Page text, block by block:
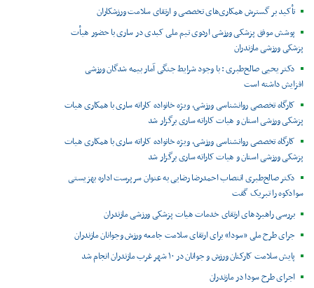
تأکید بر گسترش همکاری‌های تخصصی و ارتقای سلامت ورزشکاران
پوشش موفق پزشکی ورزشی اردوی تیم ملی کبدی در ساری با حضور هیأت
پزشکی ورزشی مازندران
دکتر یحیی صالح‌طبری : با وجود شرایط جنگی آمار بیمه شدگان ورزشی
افزایش داشته است
کارگاه تخصصی روانشناسی ورزشی، ویژه خانواده کاراته ساری با همکاری هیات
پزشکی ورزشی استان و هیات کاراته ساری برگزار شد
کارگاه تخصصی روانشناسی ورزشی، ویژه خانواده کاراته ساری با همکاری هیات
پزشکی ورزشی استان و هیات کاراته ساری برگزار شد
دکتر صالح‌طبری انتصاب احمدرضا رضایی به عنوان سرپرست اداره بهزیستی
سوادکوه را تبریک گفت
بررسی راهبردهای ارتقای خدمات هیات پزشکی ورزشی مازندران
جرای طرح ملی «سودا» برای ارتقای سلامت جامعه ورزش وجوانان مازندران
پایش سلامت کارکنان ورزش و جوانان در ۱۰ شهر غرب مازندران انجام شد
اجرای طرح سودا در مازندران